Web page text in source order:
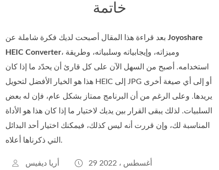
خاتمة
بعد قراءة هذا المقال أصبحت لديك فكرة شاملة عنJoyoshare
HEIC Converter، وميزاته، وإيجابياته وسلبياته، وطريقة
استخدامه. أصبح من السهل الآن على كل قارئ أن يحدّد ما إذا كان
هذا هو الخيار الأفضل لتحويل HEIC إلى JPG أو إلى أي صيغة أخرى
يريدها. وعلى الرغم من أن البرنامج ممتاز بشكل عام، فإن له بعض
السلبيات. لذلك يبقى القرار بين يديك لاختيار ما إذا كان هذا هو الأداة
المناسبة لك، وإن قررت أنه ليس كذلك، فيمكنك اختيار أحد البدائل
التي ذكرناها أعلاه.
أريا ديفيس 29 أغسطس ، 2022